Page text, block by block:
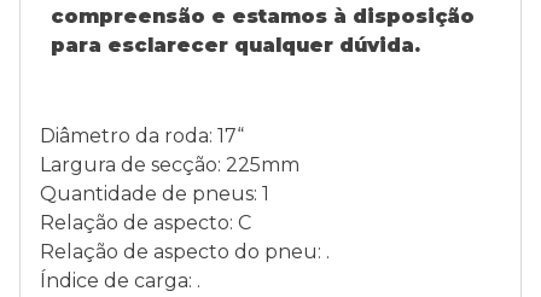
compreensão e estamos à disposição
para esclarecer qualquer dúvida.
Diâmetro da roda: 17“
Largura de secção: 225mm
Quantidade de pneus: 1
Relação de aspecto: C
Relação de aspecto do pneu: .
Índice de carga: .